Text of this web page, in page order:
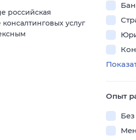
российская
услуг
Опыт